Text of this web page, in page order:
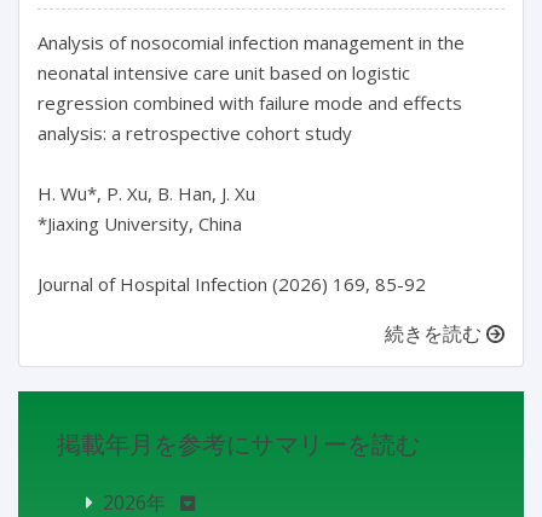
Analysis of nosocomial infection management in the
neonatal intensive care unit based on logistic
regression combined with failure mode and effects
analysis: a retrospective cohort study
H. Wu*, P. Xu, B. Han, J. Xu
*Jiaxing University, China
Journal of Hospital Infection (2026) 169, 85-92
続きを読む
掲載年月を参考にサマリーを読む
2026年